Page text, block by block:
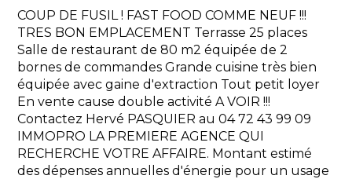
COUP DE FUSIL ! FAST FOOD COMME NEUF !!!
TRES BON EMPLACEMENT Terrasse 25 places
Salle de restaurant de 80 m2 équipée de 2
bornes de commandes Grande cuisine très bien
équipée avec gaine d'extraction Tout petit loyer
En vente cause double activité A VOIR !!!
Contactez Hervé PASQUIER au 04 72 43 99 09
IMMOPRO LA PREMIERE AGENCE QUI
RECHERCHE VOTRE AFFAIRE. Montant estimé
des dépenses annuelles d'énergie pour un usage